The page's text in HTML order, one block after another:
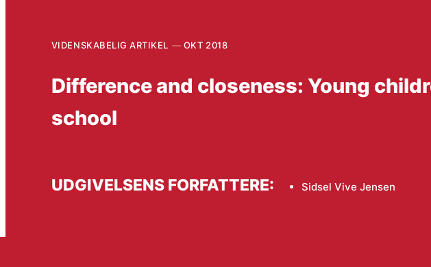
VIDENSKABELIG ARTIKEL OKT 2018
Difference and closeness: Young
school
UDGIVELSENS FORFATTERE: Sidsel Vive Jensen